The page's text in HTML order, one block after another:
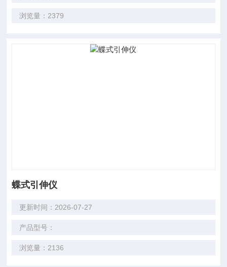
浏览量：2379
蝶式引伸仪
更新时间：2026-07-27
产品型号：
浏览量：2136